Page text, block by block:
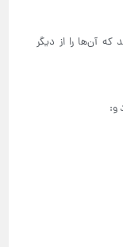
که آن‌ها را از دیگر
و: